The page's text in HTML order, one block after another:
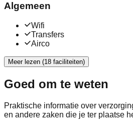
Algemeen
Wifi
Transfers
Airco
Meer lezen (18 faciliteiten)
Goed om te weten
Praktische informatie over
en andere zaken die je ter plaatse